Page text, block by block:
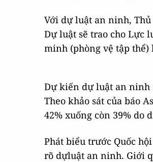
Với dự luật an ninh,
Dự luật sẽ trao cho Lực
minh (phòng vệ tập
Dự kiến dự luật an ninh
Theo khảo sát của báo
42% xuống còn 39% do
Phát biểu trước Quốc
rõ dựluật an ninh. Giới